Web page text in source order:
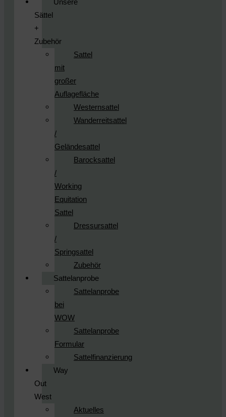
Unsere
Sättel
+
Zubehör
Sattel
mit
großer
Auflagefläche
Westernsattel
Wanderreitsattel
/
Geländesattel
Barocksattel
/
Working
Equitation
Sattel
Dressursattel
/
Springsattel
Zubehör
Sattelanprobe
Sattelanprobe
bei
WOW
Sattelanprobe
Formular
Sattelfinanzierung
Way
Out
West
Aktuelles